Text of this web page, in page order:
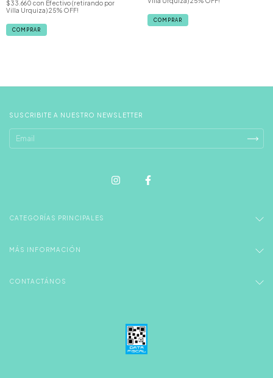
$33.660 con Efectivo (retirando por
Villa Urquiza) 25% OFF!
COMPRAR
SUSCRIBITE A NUESTRO NEWSLETTER
CATEGORÍAS PRINCIPALES
MÁS INFORMACIÓN
CONTACTÁNOS